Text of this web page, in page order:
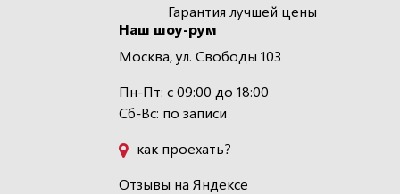
Гарантия лучшей цены
Наш шоу-рум
Москва, ул. Свободы 103
Пн-Пт: с 09:00 до 18:00
Сб-Вс: по записи
как проехать?
Отзывы на Яндексе